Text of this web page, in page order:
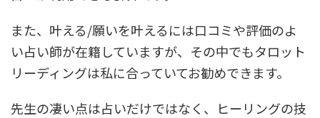
また、叶える/願いを叶えるには口コミや評価のよ
い占い師が在籍していますが、その中でもタロット
リーディングは私に合っていてお勧めできます。
先生の凄い点は占いだけではなく、ヒーリングの技